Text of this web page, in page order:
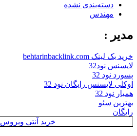
دسته‌بندی نشده
مهندس
مدیر :
خرید بک لینک behtarinbacklink.com
لایسنس نود32
پسورد نود 32
اوکلی لایسنس رایگان نود 32
همیار نود 32
بهترین سئو
رایگان
خرید آنتی ویروس